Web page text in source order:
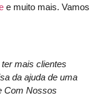
e muito mais. Vamos
mais clientes
da ajuda de uma
Com Nossos